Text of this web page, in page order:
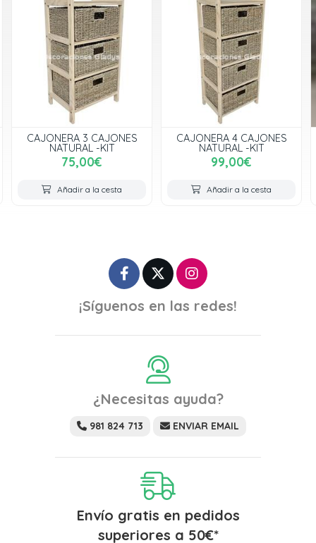
CAJONERA 4 CAJONES
NATURAL -KIT
99,00€
Añadir a la cesta
JUEGO DE 3 MESAS
AUXILIARES -KIT
54,00€
Añadir a la cesta
¡Síguenos en las redes!
¿Necesitas ayuda?
981 824 713 ENVIAR EMAIL
Envío gratis en pedidos
superiores a 50€*